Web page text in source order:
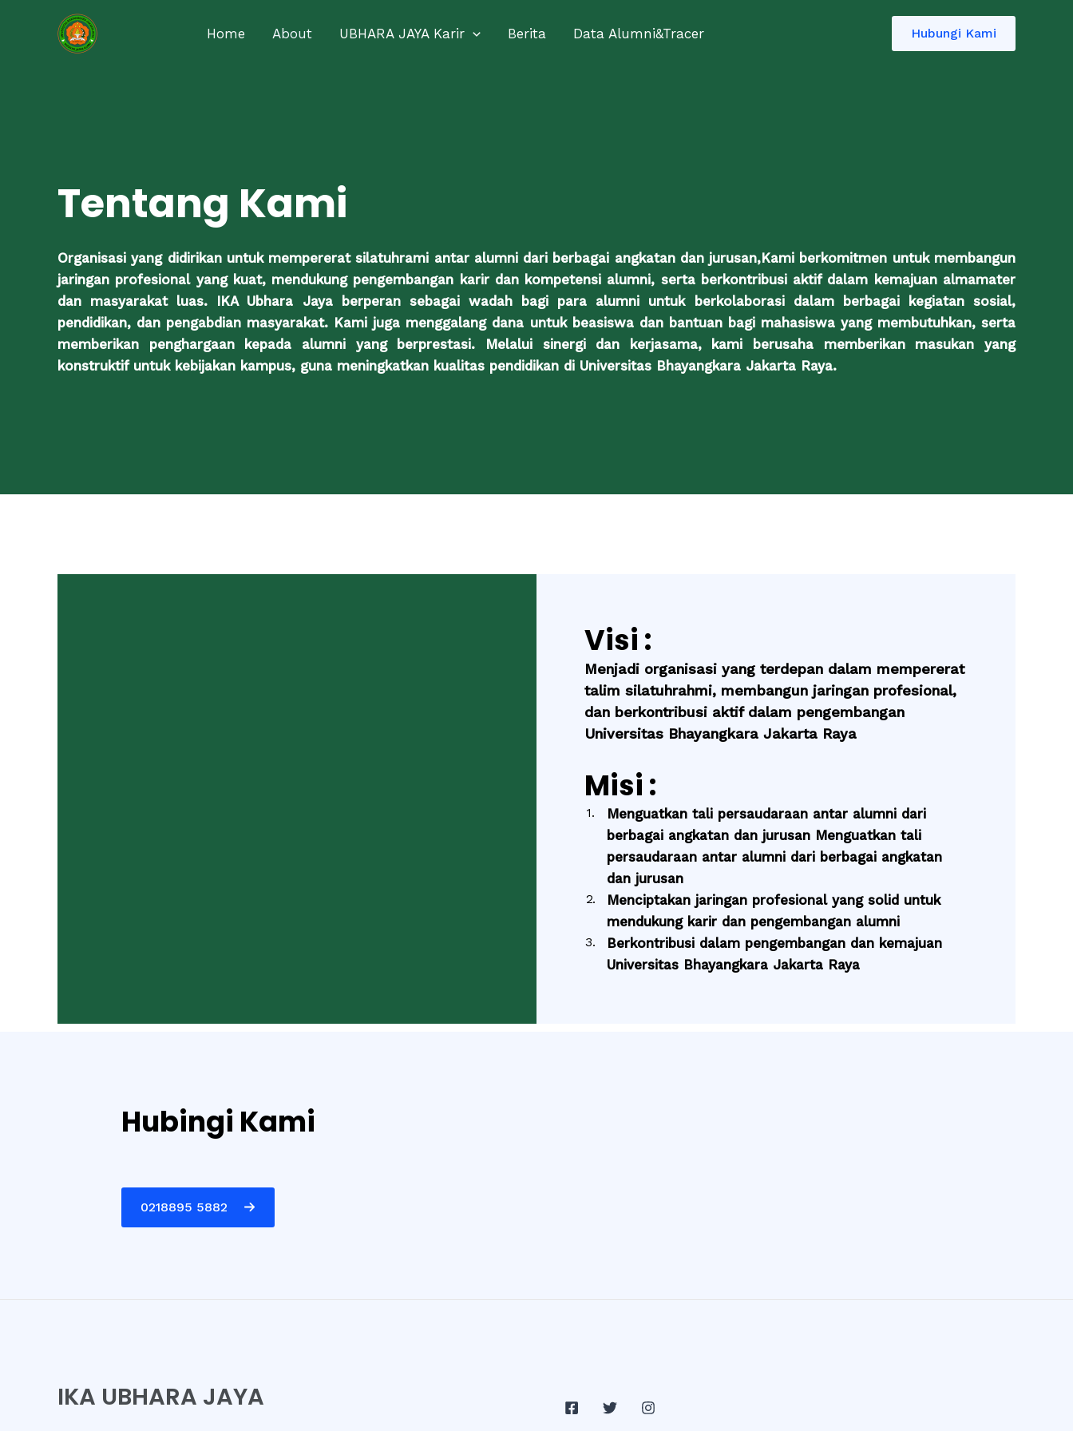
Home About UBHARA JAYA Karir Berita Data Alumni&Tracer Hubungi Kami
Tentang Kami
Organisasi yang didirikan untuk mempererat silatuhrami antar alumni dari berbagai angkatan dan jurusan,Kami berkomitmen untuk membangun
jaringan profesional yang kuat, mendukung pengembangan karir dan kompetensi alumni, serta berkontribusi aktif dalam kemajuan almamater
dan masyarakat luas. IKA Ubhara Jaya berperan sebagai wadah bagi para alumni untuk berkolaborasi dalam berbagai kegiatan sosial,
pendidikan, dan pengabdian masyarakat. Kami juga menggalang dana untuk beasiswa dan bantuan bagi mahasiswa yang membutuhkan, serta
memberikan penghargaan kepada alumni yang berprestasi. Melalui sinergi dan kerjasama, kami berusaha memberikan masukan yang
konstruktif untuk kebijakan kampus, guna meningkatkan kualitas pendidikan di Universitas Bhayangkara Jakarta Raya.
Visi :
Menjadi organisasi yang terdepan dalam mempererat
talim silatuhrahmi, membangun jaringan profesional,
dan berkontribusi aktif dalam pengembangan
Universitas Bhayangkara Jakarta Raya
Misi :
Menguatkan tali persaudaraan antar alumni dari
berbagai angkatan dan jurusan Menguatkan tali
persaudaraan antar alumni dari berbagai angkatan
dan jurusan
Menciptakan jaringan profesional yang solid untuk
mendukung karir dan pengembangan alumni
Berkontribusi dalam pengembangan dan kemajuan
Universitas Bhayangkara Jakarta Raya
Hubingi Kami
0218895 5882
IKA UBHARA JAYA